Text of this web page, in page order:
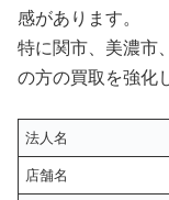
感があります。
特に関市、美濃市
の方の買取を強化
法人名
店舗名